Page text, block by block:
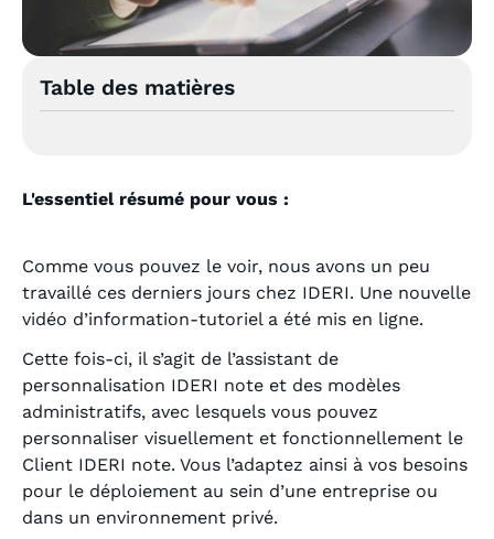
Table des matières
L'essentiel résumé pour vous :
Comme vous pouvez le voir, nous avons un peu
travaillé ces derniers jours chez IDERI. Une nouvelle
vidéo d’information-tutoriel a été mis en ligne.
Cette fois-ci, il s’agit de l’assistant de
personnalisation IDERI note et des modèles
administratifs, avec lesquels vous pouvez
personnaliser visuellement et fonctionnellement le
Client IDERI note. Vous l’adaptez ainsi à vos besoins
pour le déploiement au sein d’une entreprise ou
dans un environnement privé.